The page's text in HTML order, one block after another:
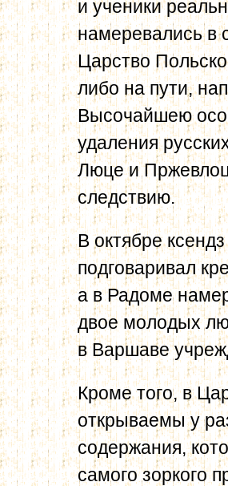
и ученики
намеревались в
Царство
либо на пути,
Высочайшею
удаления
Люце и
следствию.
В октябре
подговаривал
а в Радоме
двое молодых
в Варшаве
Кроме того, в
открываемы у
содержания,
самого зоркого